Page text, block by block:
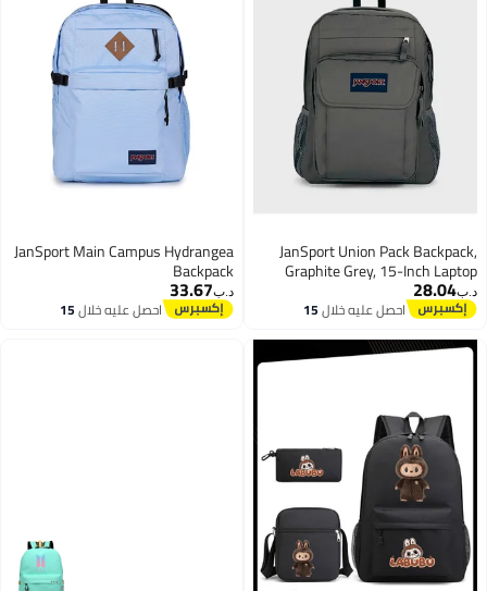
JanSport Union Pack Backpack,
Graphite Grey, 15-Inch Laptop
Sleeve, Spacious Main
Compartment, Ergonomic
Pocket
د.ب‏28.04
احصل عليه خلال15
JanSport Main Campus Hydrangea
Backpack
د.ب‏33.67
احصل عليه خلال15